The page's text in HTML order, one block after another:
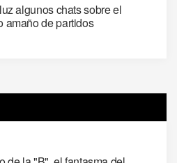
algunos chats sobre el
amaño de partidos